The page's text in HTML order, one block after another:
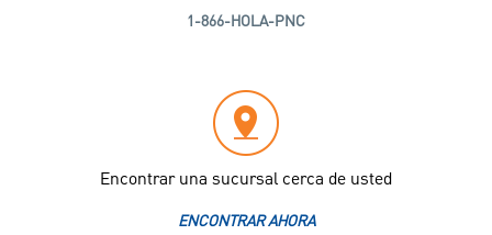
1-866-HOLA-PNC
Encontrar una sucursal cerca de usted
ENCONTRAR AHORA